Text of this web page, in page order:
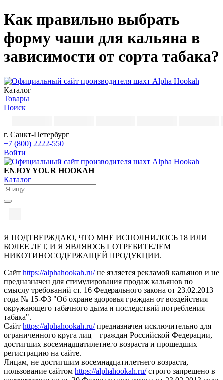
Как правильно выбрать
форму чаши для кальяна в
зависимости от сорта табака?
Каталог
Товары
Поиск
г. Санкт-Петербург
+7 (800) 2222-550
Войти
ENJOY YOUR HOOKAH
Каталог
Я ПОДТВЕРЖДАЮ, ЧТО МНЕ ИСПОЛНИЛОСЬ 18 ИЛИ
БОЛЕЕ ЛЕТ, И Я ЯВЛЯЮСЬ ПОТРЕБИТЕЛЕМ
НИКОТИНОСОДЕРЖАЩЕЙ ПРОДУКЦИИ.
Сайт https://alphahookah.ru/не является рекламой кальянов и не
предназначен для стимулирования продаж кальянов по
смыслу требований ст. 16 Федерального закона от 23.02.2013
года № 15-ФЗ "Об охране здоровья граждан от воздействия
окружающего табачного дыма и последствий потребления
табака".
Сайт https://alphahookah.ru/предназначен исключительно для
ограниченного круга лиц – граждан Российской Федерации,
достигших восемнадцатилетнего возраста и прошедших
регистрацию на сайте.
Лицам, не достигшим восемнадцатилетнего возраста,
пользование сайтом https://alphahookah.ru/строго запрещено в